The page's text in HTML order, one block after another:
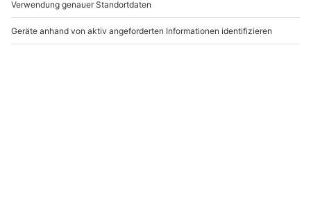
Hochzeitsfotograf
Hannover
Kurs Hannover